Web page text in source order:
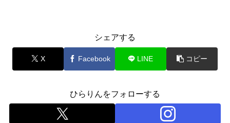
シェアする
X Facebook LINE コピー
ひらりんをフォローする